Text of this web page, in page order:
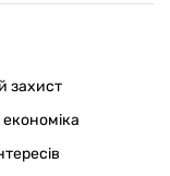
захист